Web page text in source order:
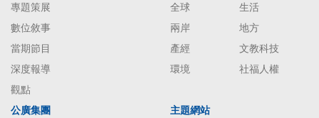
專題策展
數位敘事
當期節目
深度報導
觀點
全球
生活
兩岸
地方
產經
文教科技
環境
社福人權
公廣集團 主題網站